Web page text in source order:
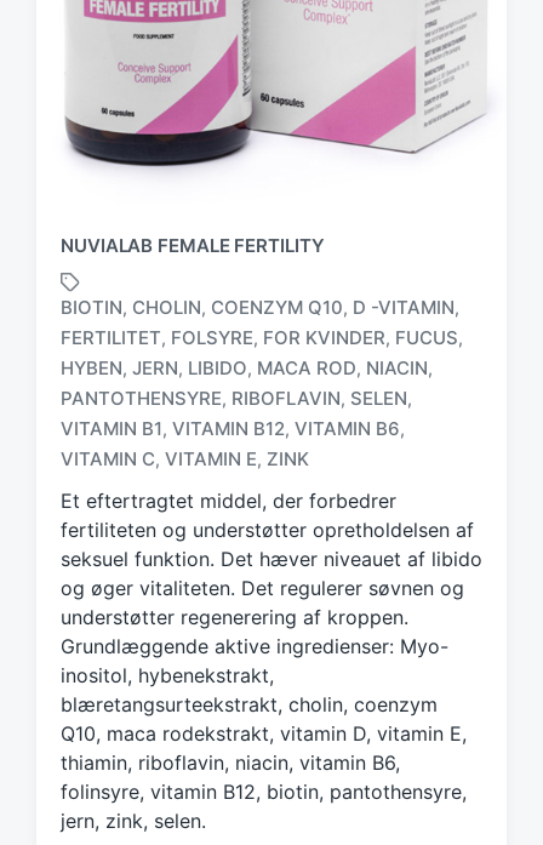
NUVIALAB FEMALE FERTILITY
a
g
g
d
w
i
t
h
BIOTIN, CHOLIN, COENZYM Q10, D -VITAMIN,
FERTILITET, FOLSYRE, FOR KVINDER, FUCUS,
HYBEN, JERN, LIBIDO, MACA ROD, NIACIN,
PANTOTHENSYRE, RIBOFLAVIN, SELEN,
VITAMIN B1, VITAMIN B12, VITAMIN B6,
VITAMIN C, VITAMIN E, ZINK
Et eftertragtet middel, der forbedrer
fertiliteten og understøtter opretholdelsen af
seksuel funktion. Det hæver niveauet af libido
og øger vitaliteten. Det regulerer søvnen og
understøtter regenerering af kroppen.
Grundlæggende aktive ingredienser: Myo-
inositol, hybenekstrakt,
blæretangsurteekstrakt, cholin, coenzym
Q10, maca rodekstrakt, vitamin D, vitamin E,
thiamin, riboflavin, niacin, vitamin B6,
folinsyre, vitamin B12, biotin, pantothensyre,
jern, zink, selen.